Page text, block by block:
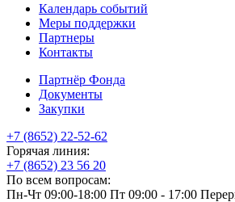
Календарь событий
Меры поддержки
Партнеры
Контакты
Партнёр Фонда
Документы
Закупки
+7 (8652) 22-52-62
Горячая линия:
+7 (8652) 23 56 20
По всем вопросам:
Пн-Чт 09:00-18:00 Пт 09:00 - 17:00